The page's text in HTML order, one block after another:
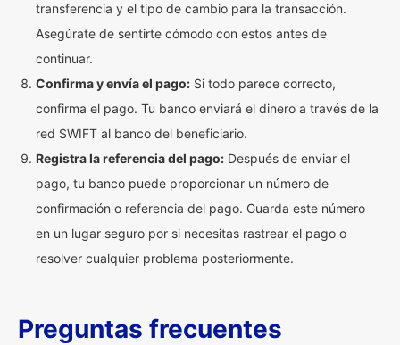
transferencia y el tipo de cambio para la transacción.
Asegúrate de sentirte cómodo con estos antes de
continuar.
Confirma y envía el pago: Si todo parece correcto,
confirma el pago. Tu banco enviará el dinero a través de la
red SWIFT al banco del beneficiario.
Registra la referencia del pago: Después de enviar el
pago, tu banco puede proporcionar un número de
confirmación o referencia del pago. Guarda este número
en un lugar seguro por si necesitas rastrear el pago o
resolver cualquier problema posteriormente.
Preguntas frecuentes